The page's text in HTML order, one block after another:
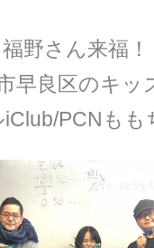
野さん来福
早良区のキ
PCNもも